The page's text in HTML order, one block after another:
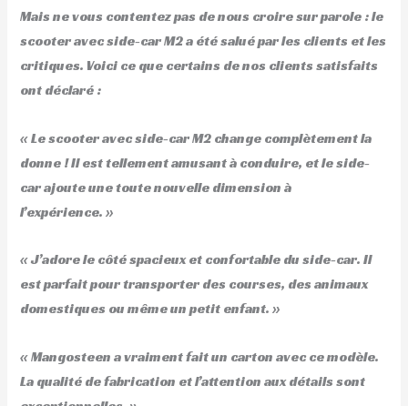
Mais ne vous contentez pas de nous croire sur parole : le
scooter avec side-car M2 a été salué par les clients et les
critiques. Voici ce que certains de nos clients satisfaits
ont déclaré :
« Le scooter avec side-car M2 change complètement la
donne ! Il est tellement amusant à conduire, et le side-
car ajoute une toute nouvelle dimension à
l’expérience. »
« J’adore le côté spacieux et confortable du side-car. Il
est parfait pour transporter des courses, des animaux
domestiques ou même un petit enfant. »
« Mangosteen a vraiment fait un carton avec ce modèle.
La qualité de fabrication et l’attention aux détails sont